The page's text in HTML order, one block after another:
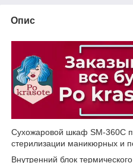
Опис
Сухожаровой шкаф SM-360C
стерилизации маникюрных и
Внутренний блок